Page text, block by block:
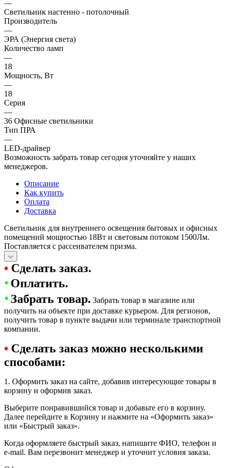
—
Светильник настенно - потолочный
Производитель
—
ЭРА (Энергия света)
Количество ламп
—
18
Мощность, Вт
—
18
Серия
—
36 Офисные светильники
Тип ПРА
—
LED-драйвер
Возможность забрать товар сегодня уточняйте у наших
менеджеров.
Описание
Как купить
Оплата
Доставка
Светильник для внутреннего освещения бытовых и офисных
помещений мощностью 18Вт и световым потоком 1500Лм.
Поставляется с рассеивателем призма.
• Сделать заказ.
• Оплатить.
• Забрать товар. Забрать товар в магазине или
получить на объекте при доставке курьером. Для регионов,
получить товар в пункте выдачи или терминале транспортной
компании.
• Сделать заказ можно несколькими
способами:
1. Оформить заказ на сайте, добавив интересующие товары в
корзину и оформив заказ.
Выберите понравившийся товар и добавьте его в корзину.
Далее перейдите в Корзину и нажмите на «Оформить заказ»
или «Быстрый заказ».
Когда оформляете быстрый заказ, напишите ФИО, телефон и
e-mail. Вам перезвонит менеджер и уточнит условия заказа.